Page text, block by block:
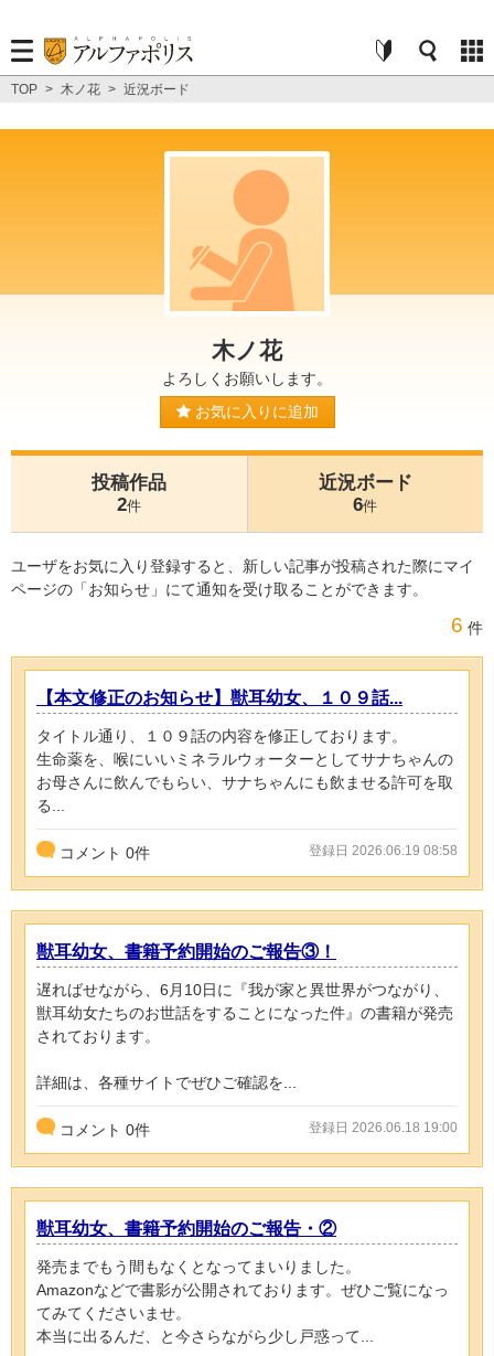
TOP > 木ノ花 > 近況ボード
木ノ花
よろしくお願いします。
お気に入りに追加
投稿作品
2件
近況ボード
6件
ユーザをお気に入り登録すると、新しい記事が投稿された際にマイ
ページの「お知らせ」にて通知を受け取ることができます。
6 件
【本文修正のお知らせ】獣耳幼女、１０９話...
タイトル通り、１０９話の内容を修正しております。
生命薬を、喉にいいミネラルウォーターとしてサナちゃんの
お母さんに飲んでもらい、サナちゃんにも飲ませる許可を取
る...
コメント 0件 登録日 2026.06.19 08:58
獣耳幼女、書籍予約開始のご報告③！
遅ればせながら、6月10日に『我が家と異世界がつながり、
獣耳幼女たちのお世話をすることになった件』の書籍が発売
されております。
詳細は、各種サイトでぜひご確認を...
コメント 0件 登録日 2026.06.18 19:00
獣耳幼女、書籍予約開始のご報告・②
発売までもう間もなくとなってまいりました。
Amazonなどで書影が公開されております。ぜひご覧になっ
てみてくださいませ。
本当に出るんだ、と今さらながら少し戸惑って...